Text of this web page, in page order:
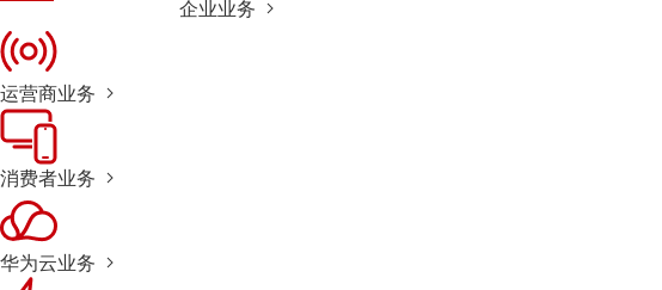
企业业务
运营商业务
消费者业务
华为云业务